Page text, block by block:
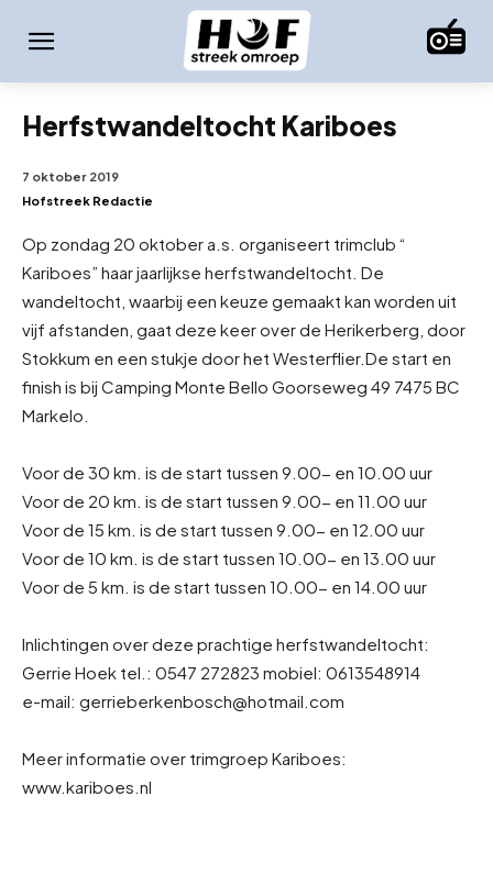
Herfstwandeltocht Kariboes
7 oktober 2019
Hofstreek Redactie
Op zondag 20 oktober a.s. organiseert trimclub “
Kariboes” haar jaarlijkse herfstwandeltocht. De
wandeltocht, waarbij een keuze gemaakt kan worden uit
vijf afstanden, gaat deze keer over de Herikerberg, door
Stokkum en een stukje door het Westerflier. De start en
finish is bij Camping Monte Bello Goorseweg 49 7475 BC
Markelo.
Voor de 30 km. is de start tussen 9.00- en 10.00 uur
Voor de 20 km. is de start tussen 9.00- en 11.00 uur
Voor de 15 km. is de start tussen 9.00- en 12.00 uur
Voor de 10 km. is de start tussen 10.00- en 13.00 uur
Voor de 5 km. is de start tussen 10.00- en 14.00 uur
Inlichtingen over deze prachtige herfstwandeltocht:
Gerrie Hoek tel.: 0547 272823 mobiel: 0613548914
e-mail: gerrieberkenbosch@hotmail.com
Meer informatie over trimgroep Kariboes:
www.kariboes.nl